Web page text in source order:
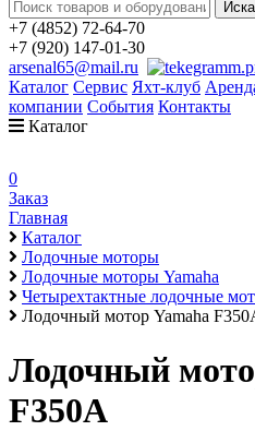
+7 (4852) 72-64-70
+7 (920) 147-01-30
arsenal65@mail.ru
Каталог Сервис Яхт-клуб
компании События Контакты
Каталог
0
Заказ
Главная
Каталог
Лодочные моторы
Лодочные моторы Yamaha
Четырехтактные лодочные
Лодочный мотор Yamaha
Лодочный
F350A